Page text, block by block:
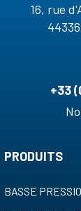
16, rue
+33
PRODUITS
BASSE